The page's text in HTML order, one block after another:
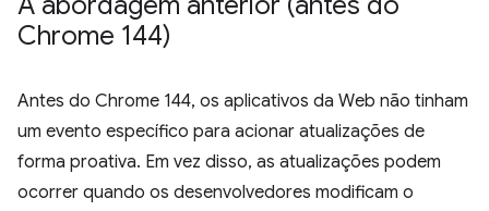
Chrome 144)
Antes do Chrome 144, os aplicativos da Web não tinham
um evento específico para acionar atualizações de
forma proativa. Em vez disso, as atualizações podem
ocorrer quando os desenvolvedores modificam o